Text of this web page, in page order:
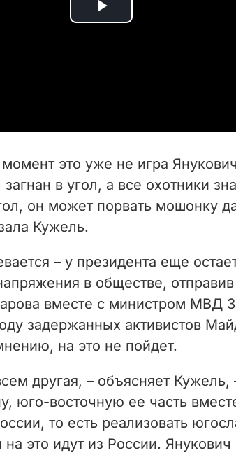
P
d
o
это уже не игра
в угол, а все охотники
он может порвать мошонку
Кужель.
– у президента еще
в обществе, отправив
вместе с министром МВД
задержанных активистов
на это не пойдет.
другая, – объясняет
юго-восточную ее часть
то есть реализовать
это идут из России. Янукович